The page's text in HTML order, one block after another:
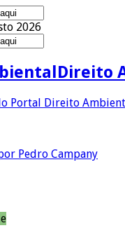
2026
Direito
Pedro Campany